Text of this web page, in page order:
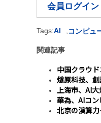
会員ログイン
Tags:AI コンピュ
関連記事
中国クラウ
燧原科技、
上海市、AI
華為、AIコ
北京の演算